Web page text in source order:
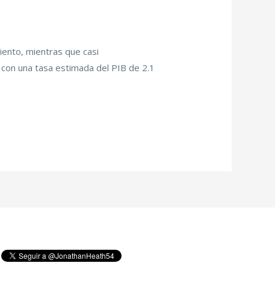
mientras que casi
una tasa estimada del PIB de 2.1